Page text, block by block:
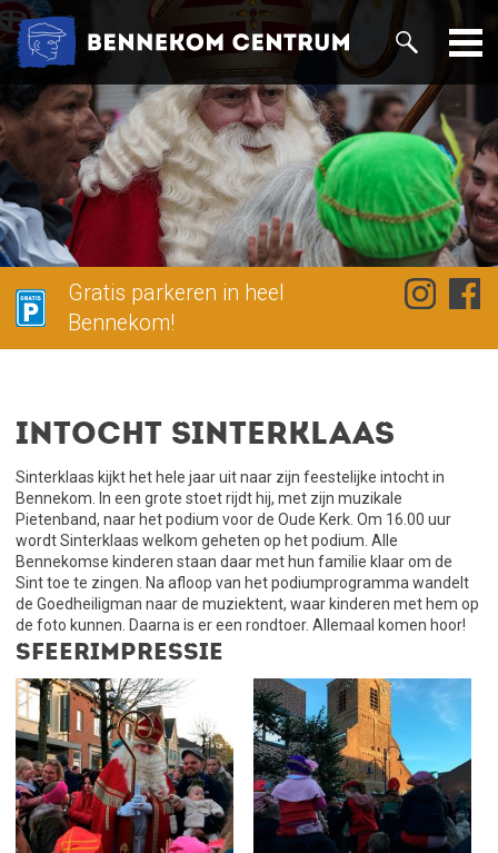
Gratis parkeren in heel
Bennekom!
Intocht Sinterklaas
Sinterklaas kijkt het hele jaar uit naar zijn feestelijke intocht in
Bennekom. In een grote stoet rijdt hij, met zijn muzikale
Pietenband, naar het podium voor de Oude Kerk. Om 16.00 uur
wordt Sinterklaas welkom geheten op het podium. Alle
Bennekomse kinderen staan daar met hun familie klaar om de
Sint toe te zingen. Na afloop van het podiumprogramma wandelt
de Goedheiligman naar de muziektent, waar kinderen met hem op
de foto kunnen. Daarna is er een rondtoer. Allemaal komen hoor!
Sfeerimpressie